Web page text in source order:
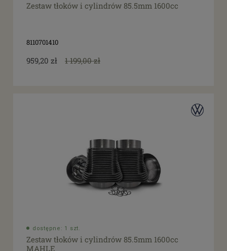
Zestaw tłoków i cylindrów 85.5mm 1600cc
8110701410
959,20 zł 1 199,00 zł
dostępne: 1 szt.
Zestaw tłoków i cylindrów 85.5mm 1600cc
MAHLE